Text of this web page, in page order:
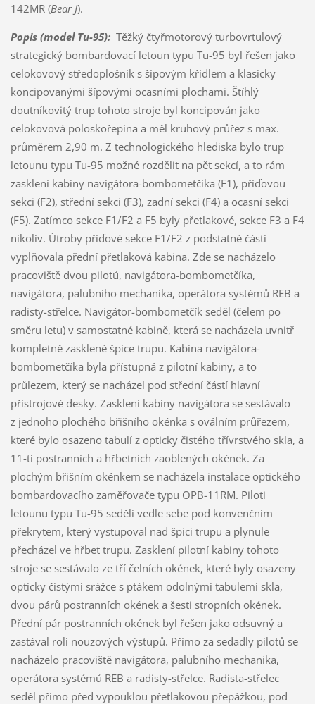
142MR (Bear J).
Popis (model Tu-95):Těžký čtyřmotorový turbovrtulový
strategický bombardovací letoun typu Tu-95 byl řešen jako
celokovový středoplošník s šípovým křídlem a klasicky
koncipovanými šípovými ocasními plochami. Štíhlý
doutníkovitý trup tohoto stroje byl koncipován jako
celokovová poloskořepina a měl kruhový průřez s max.
průměrem 2,90 m. Z technologického hlediska bylo trup
letounu typu Tu-95 možné rozdělit na pět sekcí, a to rám
zasklení kabiny navigátora-bombometčíka (F1), příďovou
sekci (F2), střední sekci (F3), zadní sekci (F4) a ocasní sekci
(F5). Zatímco sekce F1/F2 a F5 byly přetlakové, sekce F3 a F4
nikoliv. Útroby příďové sekce F1/F2 z podstatné části
vyplňovala přední přetlaková kabina. Zde se nacházelo
pracoviště dvou pilotů, navigátora-bombometčíka,
navigátora, palubního mechanika, operátora systémů REB a
radisty-střelce. Navigátor-bombometčík seděl (čelem po
směru letu) v samostatné kabině, která se nacházela uvnitř
kompletně zasklené špice trupu. Kabina navigátora-
bombometčíka byla přístupná z pilotní kabiny, a to
průlezem, který se nacházel pod střední částí hlavní
přístrojové desky. Zasklení kabiny navigátora se sestávalo
z jednoho plochého břišního okénka s oválním průřezem,
které bylo osazeno tabulí z opticky čistého třívrstvého skla, a
11-ti postranních a hřbetních zaoblených okének. Za
plochým břišním okénkem se nacházela instalace optického
bombardovacího zaměřovače typu OPB-11RM. Piloti
letounu typu Tu-95 seděli vedle sebe pod konvenčním
překrytem, který vystupoval nad špici trupu a plynule
přecházel ve hřbet trupu. Zasklení pilotní kabiny tohoto
stroje se sestávalo ze tří čelních okének, které byly osazeny
opticky čistými srážce s ptákem odolnými tabulemi skla,
dvou párů postranních okének a šesti stropních okének.
Přední pár postranních okének byl řešen jako odsuvný a
zastával roli nouzových výstupů. Přímo za sedadly pilotů se
nacházelo pracoviště navigátora, palubního mechanika,
operátora systémů REB a radisty-střelce. Radista-střelec
seděl přímo před vypouklou přetlakovou přepážkou, pod